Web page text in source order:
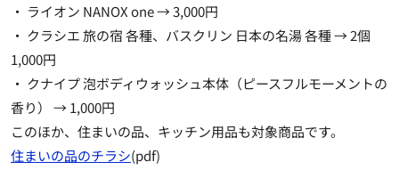
・ ライオン NANOX one → 3,000円
・ クラシエ 旅の宿 各種、バスクリン 日本の名湯 各種 → 2個
1,000円
・ クナイプ 泡ボディウォッシュ本体（ピースフルモーメントの
香り） → 1,000円
このほか、住まいの品、キッチン用品も対象商品です。
住まいの品のチラシ(pdf)